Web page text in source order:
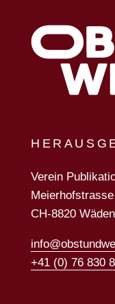
Verein
CH-8820
+41 (0) 76 830